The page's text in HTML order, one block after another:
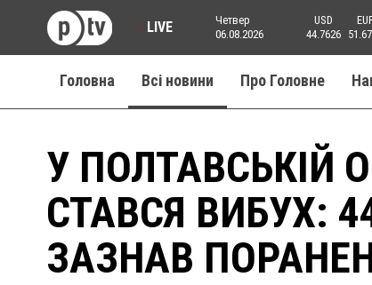
LIVE
Четвер
06.08.2026
USD
44.7626
Головна Всі новини Про Головне
У ПОЛТАВСЬКІЙ
СТАВСЯ ВИБУХ:
ЗАЗНАВ